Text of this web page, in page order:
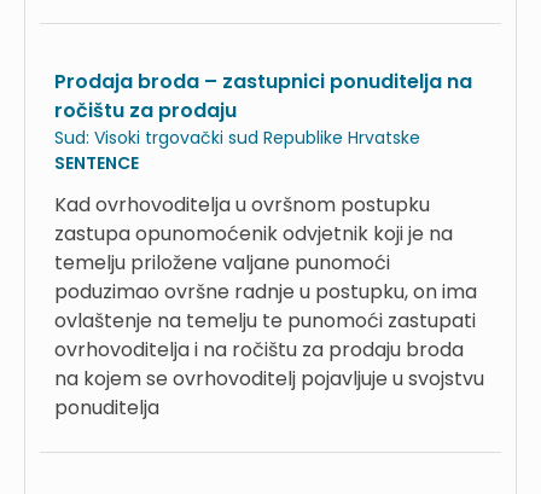
Prodaja broda – zastupnici ponuditelja na
ročištu za prodaju
Sud: Visoki trgovački sud Republike Hrvatske
SENTENCE
Kad ovrhovoditelja u ovršnom postupku
zastupa opunomoćenik odvjetnik koji je na
temelju priložene valjane punomoći
poduzimao ovršne radnje u postupku, on ima
ovlaštenje na temelju te punomoći zastupati
ovrhovoditelja i na ročištu za prodaju broda
na kojem se ovrhovoditelj pojavljuje u svojstvu
ponuditelja